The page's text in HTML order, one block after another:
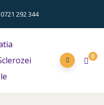
0721 292 344
0